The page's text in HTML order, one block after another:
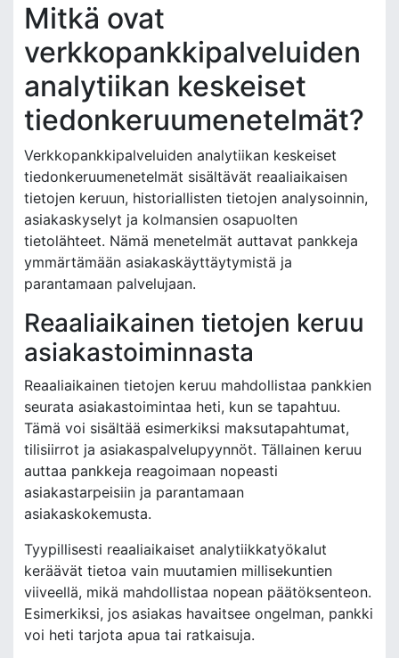
Mitkä ovat
verkkopankkipalveluiden
analytiikan keskeiset
tiedonkeruumenetelmät?
Verkkopankkipalveluiden analytiikan keskeiset
tiedonkeruumenetelmät sisältävät reaaliaikaisen
tietojen keruun, historiallisten tietojen analysoinnin,
asiakaskyselyt ja kolmansien osapuolten
tietolähteet. Nämä menetelmät auttavat pankkeja
ymmärtämään asiakaskäyttäytymistä ja
parantamaan palvelujaan.
Reaaliaikainen tietojen keruu
asiakastoiminnasta
Reaaliaikainen tietojen keruu mahdollistaa pankkien
seurata asiakastoimintaa heti, kun se tapahtuu.
Tämä voi sisältää esimerkiksi maksutapahtumat,
tilisiirrot ja asiakaspalvelupyynnöt. Tällainen keruu
auttaa pankkeja reagoimaan nopeasti
asiakastarpeisiin ja parantamaan
asiakaskokemusta.
Tyypillisesti reaaliaikaiset analytiikkatyökalut
keräävät tietoa vain muutamien millisekuntien
viiveellä, mikä mahdollistaa nopean päätöksenteon.
Esimerkiksi, jos asiakas havaitsee ongelman, pankki
voi heti tarjota apua tai ratkaisuja.